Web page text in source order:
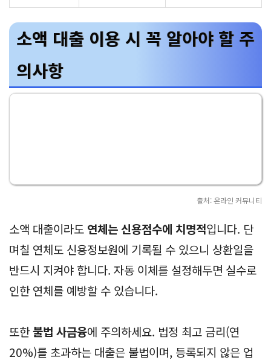
소액 대출 이용 시 꼭 알아야 할 주
의사항
출처: 온라인 커뮤니티
소액 대출이라도연체는 신용점수에 치명적입니다. 단